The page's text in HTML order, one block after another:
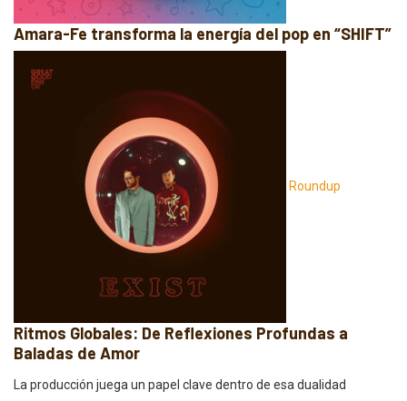
Amara-Fe transforma la energía del pop en “SHIFT”
Roundup
Ritmos Globales: De Reflexiones Profundas a
Baladas de Amor
La producción juega un papel clave dentro de esa dualidad